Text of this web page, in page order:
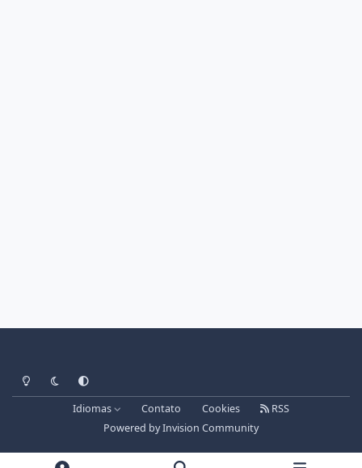
Light ModeDark ModeSystem Preference
Idiomas Contato Cookies
RSS
Powered byInvision Community